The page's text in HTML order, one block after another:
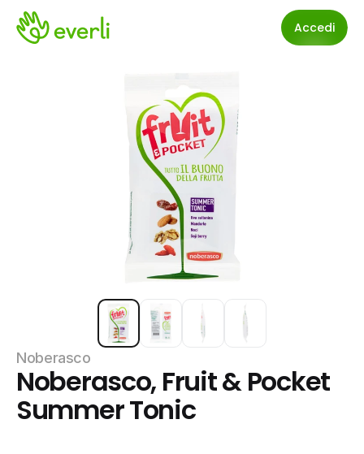
Accedi
Noberasco
Noberasco, Fruit & Pocket
Summer Tonic